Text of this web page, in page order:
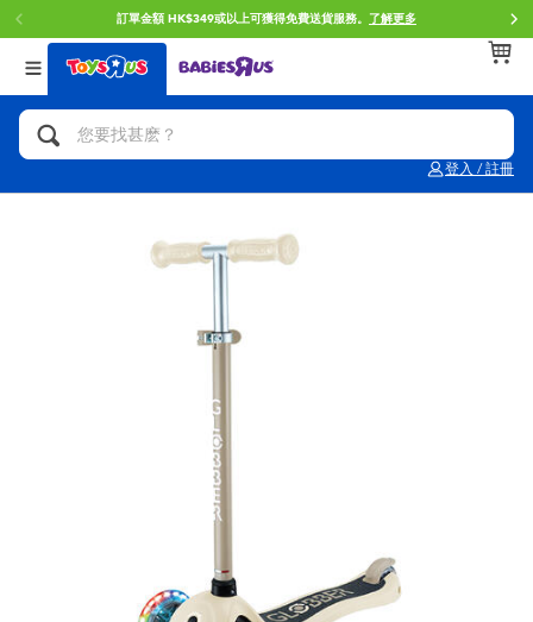
訂單金額 HK$349或以上可獲得免費送貨服務。 了解更多
登入 / 註冊
返回
分類目錄
人氣英雄,角色扮演,射擊玩具
拼砌組合及樂高LEGO
玩具車,貨車,火車及遙控系列
手工藝,文具,蠟筆,泥膠,畫板
娃娃, 芭比,收藏公仔
遊戲及拼圖系列
返回
品牌
Brunch Brother 早午餐兄弟
Spider-Man蜘蛛俠
Play-Doh培樂多
Pokemon寶可夢
LEGO樂高
返回
年齢
0~2歳